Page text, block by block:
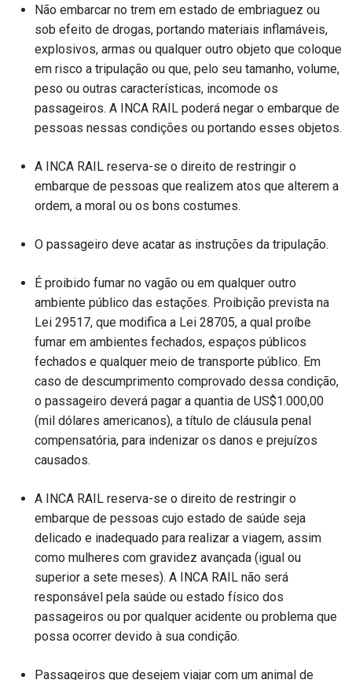
Não embarcar no trem em estado de embriaguez ou
sob efeito de drogas, portando materiais inflamáveis,
explosivos, armas ou qualquer outro objeto que coloque
em risco a tripulação ou que, pelo seu tamanho, volume,
peso ou outras características, incomode os
passageiros. A INCA RAIL poderá negar o embarque de
pessoas nessas condições ou portando esses objetos.
A INCA RAIL reserva-se o direito de restringir o
embarque de pessoas que realizem atos que alterem a
ordem, a moral ou os bons costumes.
O passageiro deve acatar as instruções da tripulação.
É proibido fumar no vagão ou em qualquer outro
ambiente público das estações. Proibição prevista na
Lei 29517, que modifica a Lei 28705, a qual proíbe
fumar em ambientes fechados, espaços públicos
fechados e qualquer meio de transporte público. Em
caso de descumprimento comprovado dessa condição,
o passageiro deverá pagar a quantia de US$1.000,00
(mil dólares americanos), a título de cláusula penal
compensatória, para indenizar os danos e prejuízos
causados.
A INCA RAIL reserva-se o direito de restringir o
embarque de pessoas cujo estado de saúde seja
delicado e inadequado para realizar a viagem, assim
como mulheres com gravidez avançada (igual ou
superior a sete meses). A INCA RAIL não será
responsável pela saúde ou estado físico dos
passageiros ou por qualquer acidente ou problema que
possa ocorrer devido à sua condição.
Passageiros que desejem viajar com um animal de